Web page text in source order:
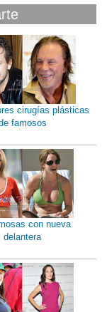
cirugías plásticas
famosos
con nueva
delantera